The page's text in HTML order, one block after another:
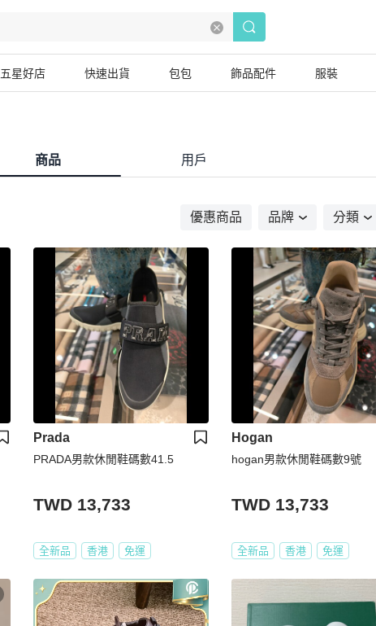
五星好店 快速出貨 包包 飾品配件 服裝
商品 用戶
優惠商品 品牌 分類
Prada
PRADA男款休閒鞋碼數41.5
TWD 13,733
全新品 香港 免運
Hogan
hogan男款休閒鞋碼數9號
TWD 13,733
全新品 香港 免運